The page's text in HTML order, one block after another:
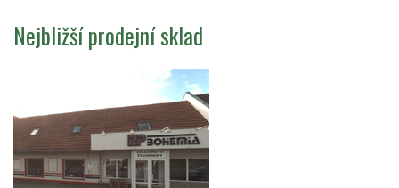
Nejbližší prodejní sklad